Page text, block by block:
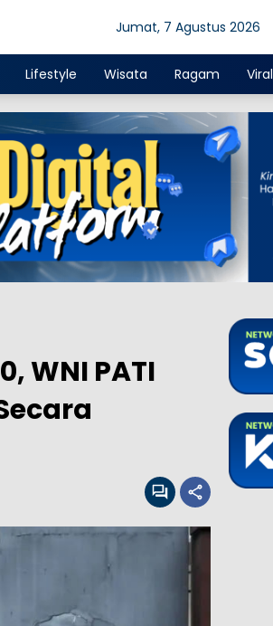
Jumat, 7 Agustus 2026
Lifestyle Wisata Ragam Viral
WNI PATI